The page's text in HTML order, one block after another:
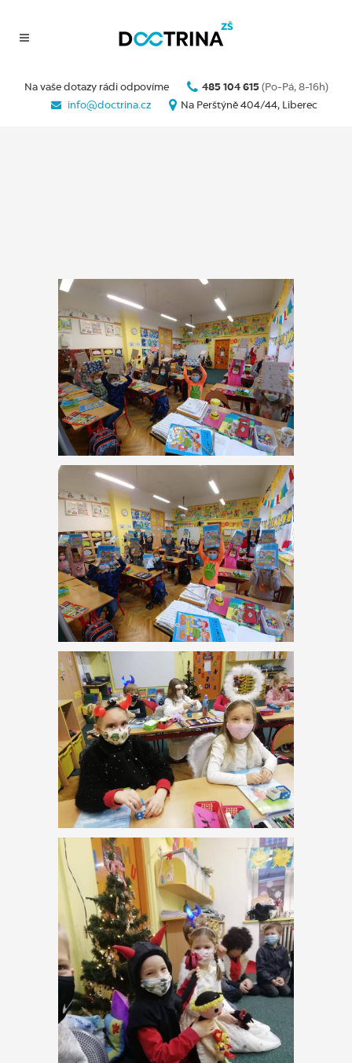
Na vaše dotazy rádi odpovíme 485 104 615 (Po-Pá, 8-16h)
info@doctrina.cz
Na Perštýně 404/44, Liberec